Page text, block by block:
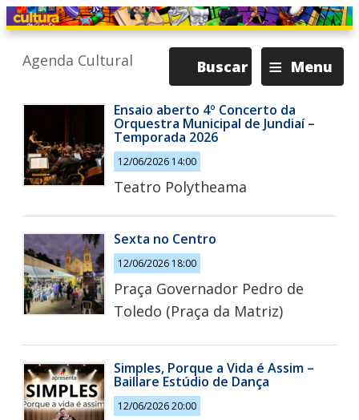
≡ Menu
Buscar
Agenda Cultural
Ensaio aberto 4º Concerto da
Orquestra Municipal de Jundiaí –
Temporada 2026
12/06/2026 14:00
Teatro Polytheama
Sexta no Centro
12/06/2026 18:00
Praça Governador Pedro de
Toledo (Praça da Matriz)
Simples, Porque a Vida é Assim –
Baillare Estúdio de Dança
12/06/2026 20:00